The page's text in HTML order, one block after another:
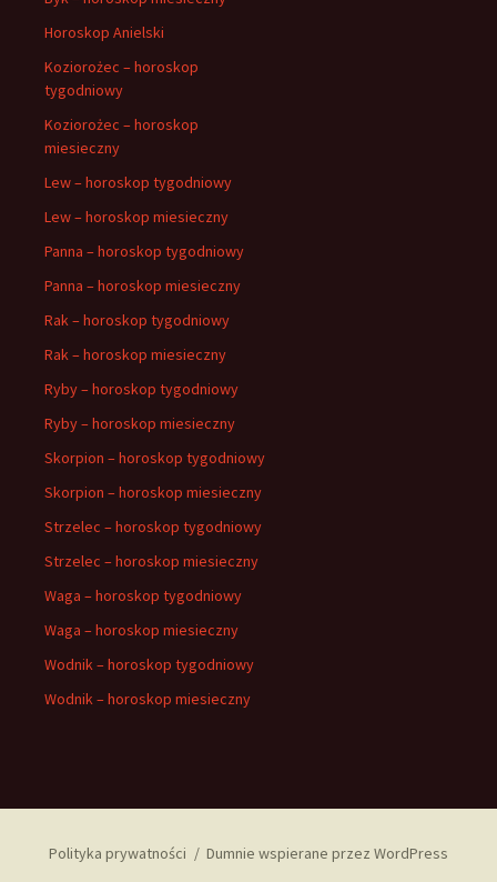
Horoskop Anielski
Koziorożec – horoskop
tygodniowy
Koziorożec – horoskop
miesieczny
Lew – horoskop tygodniowy
Lew – horoskop miesieczny
Panna – horoskop tygodniowy
Panna – horoskop miesieczny
Rak – horoskop tygodniowy
Rak – horoskop miesieczny
Ryby – horoskop tygodniowy
Ryby – horoskop miesieczny
Skorpion – horoskop tygodniowy
Skorpion – horoskop miesieczny
Strzelec – horoskop tygodniowy
Strzelec – horoskop miesieczny
Waga – horoskop tygodniowy
Waga – horoskop miesieczny
Wodnik – horoskop tygodniowy
Wodnik – horoskop miesieczny
Polityka prywatności Dumnie wspierane przez WordPress